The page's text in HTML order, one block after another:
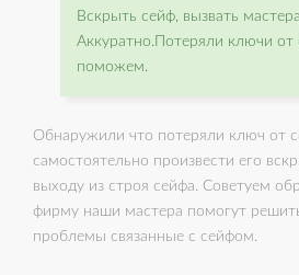
Вскрыть сейф, вызвать
Аккуратно.Потеряли ключи от
поможем.
Обнаружили что потеряли ключ от
самостоятельно произвести его
выходу из строя сейфа. Советуем
фирму наши мастера помогут
проблемы связанные с сейфом.